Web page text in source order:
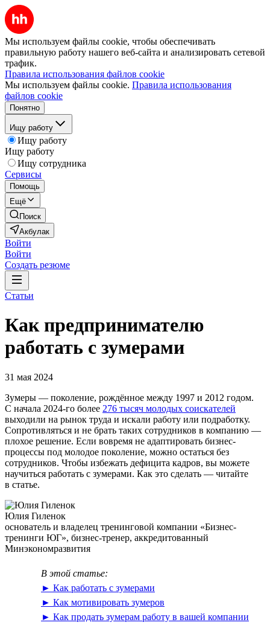
Мы используем файлы cookie, чтобы обеспечивать
правильную работу нашего веб-сайта и анализировать сетевой
трафик.
Правила использования файлов cookie
Мы используем файлы cookie. Правила использования
файлов cookie
Понятно
Ищу работу
Ищу работу
Ищу работу
Ищу сотрудника
Сервисы
Помощь
Ещё
Поиск
Акбулак
Войти
Войти
Создать резюме
Статьи
Как предпринимателю
работать с зумерами
31 мая 2024
Зумеры — поколение, рождённое между 1997 и 2012 годом.
С начала 2024-го более 276 тысяч молодых соискателей
выходили на рынок труда и искали работу или подработку.
Сопротивляться и не брать таких сотрудников в компанию —
плохое решение. Если вовремя не адаптировать бизнес-
процессы под молодое поколение, можно остаться без
сотрудников. Чтобы избежать дефицита кадров, вы можете
научиться работать с зумерами. Как это сделать — читайте
в статье.
Юлия Гиленок
основатель и владелец тренинговой компании «Бизнес-
тренинги ЮГ», бизнес-тренер, аккредитованный
Минэкономразвития
В этой статье:
► Как работать с зумерами
► Как мотивировать зумеров
► Как продать зумерам работу в вашей компании